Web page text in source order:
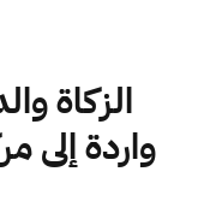
واردة إلى